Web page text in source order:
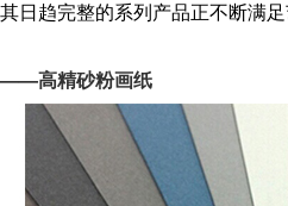
其日趋完整的系列产品正不断满
——高精砂粉画纸